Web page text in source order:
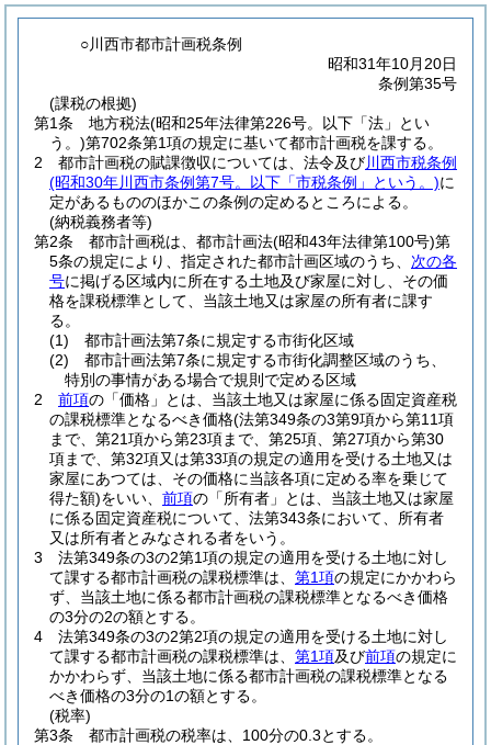
○川西市都市計画税条例
昭和31年10月20日
条例第35号
(課税の根拠)
第1条
地方税法(昭和25年法律第226号。以下「法」とい
う。)第702条第1項の規定に基いて都市計画税を課する。
2
都市計画税の賦課徴収については、法令及び川西市税条例
(昭和30年川西市条例第7号。以下「市税条例」という。)に
定があるもののほかこの条例の定めるところによる。
(納税義務者等)
第2条
都市計画税は、都市計画法(昭和43年法律第100号)第
5条の規定により、指定された都市計画区域のうち、 次の各
号に掲げる区域内に所在する土地及び家屋に対し、その価
格を課税標準として、当該土地又は家屋の所有者に課す
る。
(1)
都市計画法第7条に規定する市街化区域
(2)
都市計画法第7条に規定する市街化調整区域のうち、
特別の事情がある場合で規則で定める区域
2
前項の「価格」とは、当該土地又は家屋に係る固定資産税
の課税標準となるべき価格(法第349条の3第9項から第11項
まで、第21項から第23項まで、第25項、第27項から第30
項まで、第32項又は第33項の規定の適用を受ける土地又は
家屋にあつては、その価格に当該各項に定める率を乗じて
得た額)をいい、 前項の「所有者」とは、当該土地又は家屋
に係る固定資産税について、法第343条において、所有者
又は所有者とみなされる者をいう。
3
法第349条の3の2第1項の規定の適用を受ける土地に対し
て課する都市計画税の課税標準は、 第1項の規定にかかわら
ず、当該土地に係る都市計画税の課税標準となるべき価格
の3分の2の額とする。
4
法第349条の3の2第2項の規定の適用を受ける土地に対し
て課する都市計画税の課税標準は、 第1項及び前項の規定に
かかわらず、当該土地に係る都市計画税の課税標準となる
べき価格の3分の1の額とする。
(税率)
第3条
都市計画税の税率は、100分の0.3とする。